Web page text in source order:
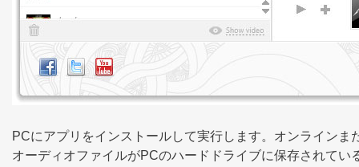
PCにアプリをインストールして実行します。オンライン
オーディオファイルがPCのハードドライブに保存されて